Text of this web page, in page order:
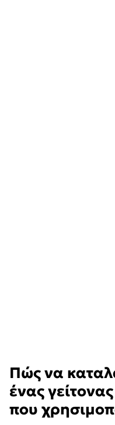
Πώς να
ένας
που